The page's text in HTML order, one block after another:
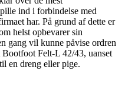
ind i forbindelse med
har. På grund af dette er
helst opbevarer sin
gang vil kunne påvise ordren
Felt-L 42/43, uanset
en dreng eller pige.